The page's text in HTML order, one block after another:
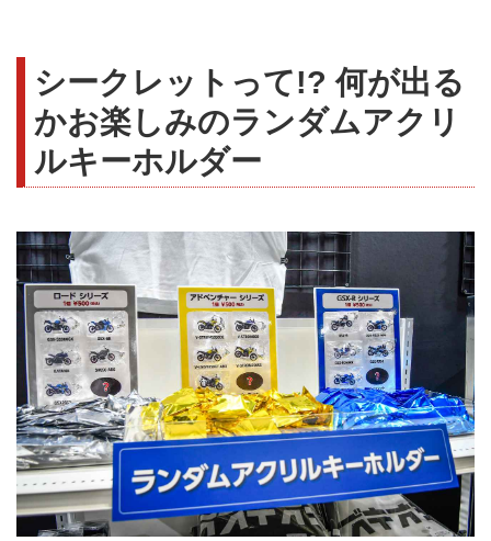
シークレットって!? 何が出る
かお楽しみのランダムアクリ
ルキーホルダー